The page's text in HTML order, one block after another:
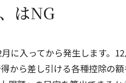
はNG
に入ってから発生します。
から差し引ける各種控除の